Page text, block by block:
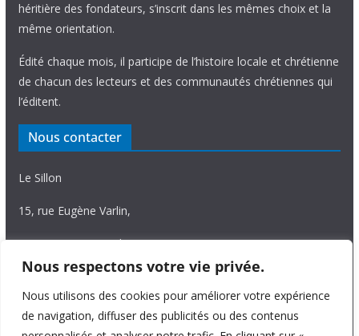
Nous respectons votre vie privée.
Nous utilisons des cookies pour améliorer votre expérience
de navigation, diffuser des publicités ou des contenus
héritière des fondateurs, s’inscrit dans les mêmes choix et la
même orientation.
Édité chaque mois, il participe de l’histoire locale et chrétienne
de chacun des lecteurs et des communautés chrétiennes qui
l’éditent.
Nous contacter
Le Sillon
15, rue Eugène Varlin,
87036 Limoges Cedex.
Tél. 05 55 06 14 15
Nous écrire